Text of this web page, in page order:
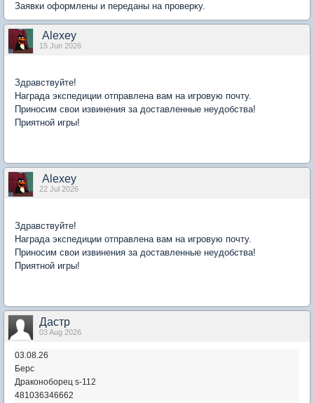
Заявки оформлены и переданы на проверку.
Alexey
15 Jun 2026
Здравствуйте!
Награда экспедиции отправлена вам на игровую почту.
Приносим свои извинения за доставленные неудобства!
Приятной игры!
Alexey
22 Jul 2026
Здравствуйте!
Награда экспедиции отправлена вам на игровую почту.
Приносим свои извинения за доставленные неудобства!
Приятной игры!
Дастр
03 Aug 2026
03.08.26
Берс
Драконоборец s-112
481036346662